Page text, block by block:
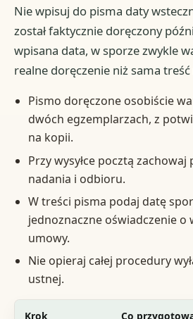
Nie wpisuj do pisma daty
został faktycznie doręczony
wpisana data, w sporze zwykle
realne doręczenie niż sama
Pismo doręczone osobiście
dwóch egzemplarzach, z
na kopii.
Przy wysyłce pocztą
nadania i odbioru.
W treści pisma podaj datę
jednoznaczne oświadczenie o
umowy.
Nie opieraj całej procedury
ustnej.
Krok Co